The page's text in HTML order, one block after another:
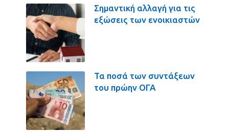
Σημαντική αλλαγή για τις
εξώσεις των ενοικιαστών
Τα ποσά των συντάξεων
του πρώην ΟΓΑ